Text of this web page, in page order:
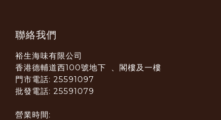
聯絡我們
裕生海味有限公司
香港德輔道西100號地下 、閣樓及一樓
門市電話: 25591097
批發電話: 25591079
營業時間: